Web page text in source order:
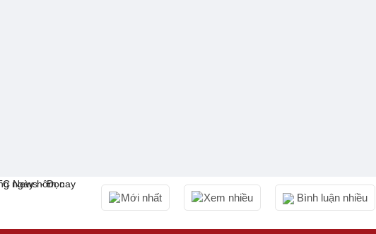
Mới nhất Xem nhiều Bình luận nhiều